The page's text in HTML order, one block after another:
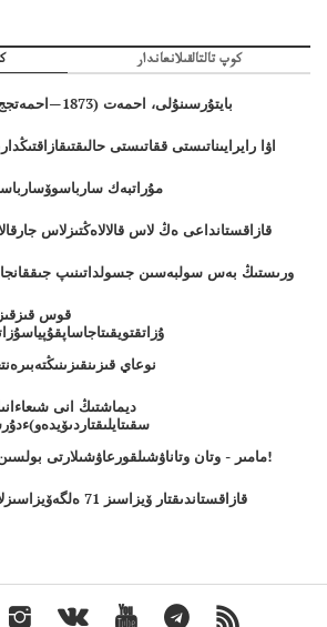
كوپ تالتالقىلانعاندار
بايتۇرسىنۇلى، احمەت (1873—احمەتجج.)(1873—1938جج)
اۋا رايرايىناتىستى ققاتىستى
مۇراتبەك
قازاقستانداعى ەڭ لاس قالالاەڭتىزلاس
ورىستىڭ بەس سولبەسىن جسولداتىنىپ
قوس
نوعاي
ديماشتىڭ انى
7 مامىر - وتان وتاناۋشىلقورعاۋشىلارتى بولسىن!كۇنىقۇتتىبولسىن!
قازاقستاندىقتار ۆيزاسىز 71 ەلگەۆيزاسىزلادى71ەلگەباراالادى